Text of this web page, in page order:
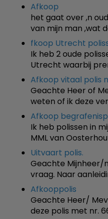
Afkoop
het gaat over ,n
van mijn man ,wat
fkoop Utrecht
Ik heb 2 oude
Utrecht waarbij
Afkoop vitaal polis
Geachte Heer of
weten of ik deze
Afkoop
Ik heb polissen in
MML van
Uitvaart polis.
Geachte Mijnheer/
vraag. Naar
Afkooppolis
Geachte Heer/
deze polis met nr.